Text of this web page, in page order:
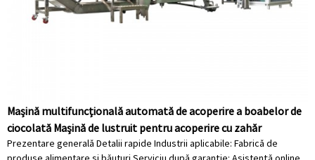
Mașină multifuncțională automată de acoperire a boabelor de
ciocolată Mașină de lustruit pentru acoperire cu zahăr
Prezentare generală Detalii rapide Industrii aplicabile: Fabrică de